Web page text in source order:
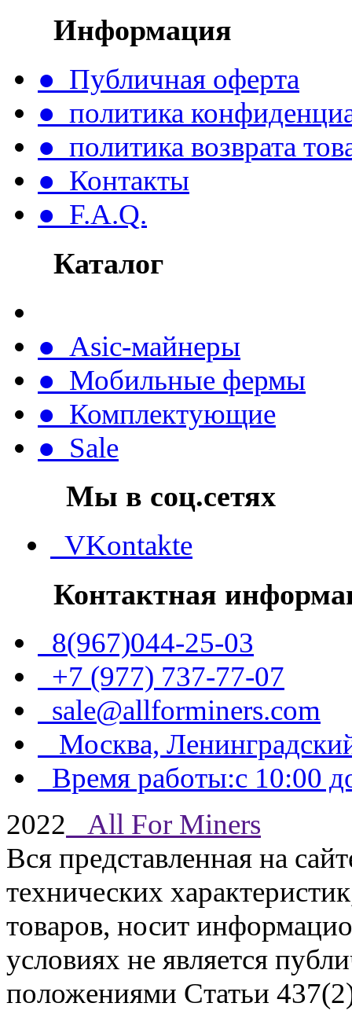
Информация
● Публичная оферта
● политика
● политика возврата
● Контакты
● F.A.Q.
Каталог
● Asic-майнеры
● Мобильные фермы
● Комплектующие
● Sale
Мы в соц.сетях
VKontakte
Контактная
8(967)044-25-03
+7 (977) 737-77-07
sale@allforminers.com
Москва,
Время работы:с 10:00
2022
All For Miners
Вся представленная на
технических
товаров, носит
условиях не является
положениями Статьи
Задать вопрос